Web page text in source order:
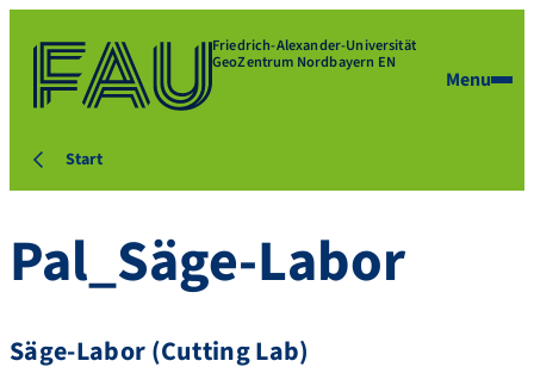
Friedrich-Alexander-Universität
GeoZentrum Nordbayern EN
Menu
Start
Pal_Säge-Labor
Säge-Labor (Cutting Lab)